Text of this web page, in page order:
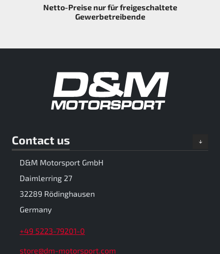
Netto-Preise nur für freigeschaltete
Gewerbetreibende
Contact us
D&M Motorsport GmbH
Daimlerring 27
32289 Rödinghausen
Germany
+49 5223-79201-0
store@dm-motorsport.com